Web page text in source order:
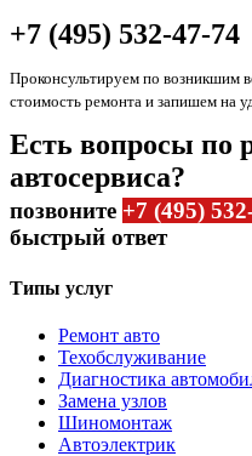
+7 (495) 532-47-74
Проконсультируем по возникшим
стоимость ремонта и запишем на
Есть вопросы по
автосервиса?
позвоните +7 (495)
быстрый ответ
Типы услуг
Ремонт авто
Техобслуживание
Диагностика
Замена узлов
Шиномонтаж
Автоэлектрик